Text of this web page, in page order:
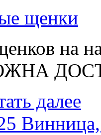
щенки
на
далее